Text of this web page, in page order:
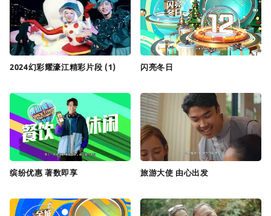
2024幻彩耀濠江精彩片段 (1) 闪亮冬日
缤纷优惠 著数即享 旅游大使 由心出发